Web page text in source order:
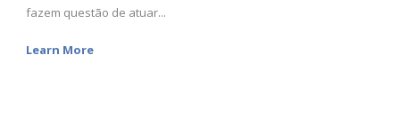
fazem questão de atuar...
Learn More